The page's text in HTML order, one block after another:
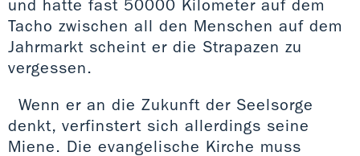
und hatte fast 50000 Kilometer auf dem
Tacho zwischen all den Menschen auf dem
Jahrmarkt scheint er die Strapazen zu
vergessen.
Wenn er an die Zukunft der Seelsorge
denkt, verfinstert sich allerdings seine
Miene. Die evangelische Kirche muss